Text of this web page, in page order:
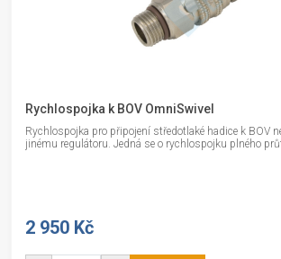
Rychlospojka k BOV OmniSwivel
Rychlospojka pro připojení středotlaké hadice k BOV
jinému regulátoru. Jedná se o rychlospojku plného
2 950 Kč